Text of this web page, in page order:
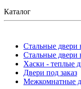
Каталог
Стальные двери
Стальные двери
Хаски - теплые
Двери под заказ
Межкомнатные